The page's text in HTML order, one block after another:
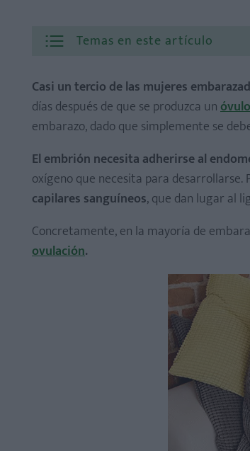
Temas en este artículo
Aspecto del sangrado de implantación:
Aspecto del sangrado de
Sangrado de implantación y dolor
Casi un tercio de las mujeres
días después de que se produzca un
embarazo, dado que simplemente se
El embrión necesita adherirse al
oxígeno que necesita para desarrollarse.
capilares sanguíneos, que dan lugar al
Concretamente, en la mayoría de
ovulación.